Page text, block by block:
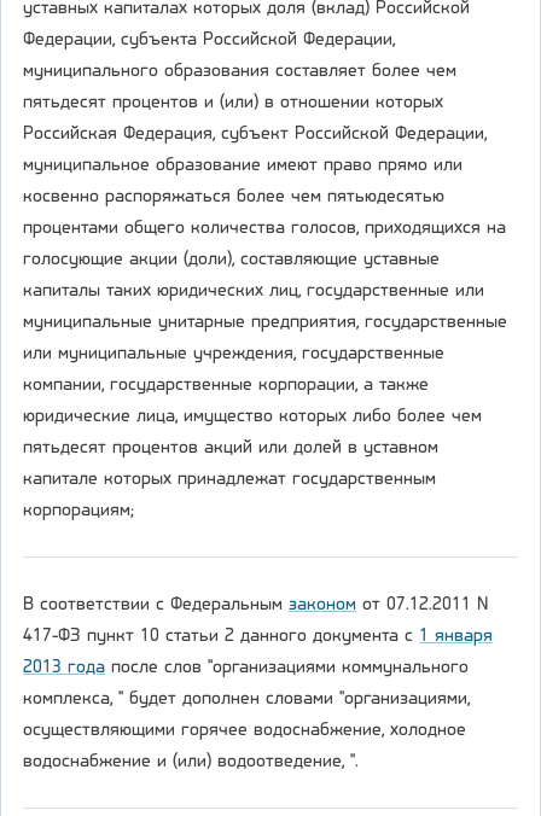
уставных капиталах которых доля (вклад) Российской
Федерации, субъекта Российской Федерации,
муниципального образования составляет более чем
пятьдесят процентов и (или) в отношении которых
Российская Федерация, субъект Российской Федерации,
муниципальное образование имеют право прямо или
косвенно распоряжаться более чем пятьюдесятью
процентами общего количества голосов, приходящихся на
голосующие акции (доли), составляющие уставные
капиталы таких юридических лиц, государственные или
муниципальные унитарные предприятия, государственные
или муниципальные учреждения, государственные
компании, государственные корпорации, а также
юридические лица, имущество которых либо более чем
пятьдесят процентов акций или долей в уставном
капитале которых принадлежат государственным
корпорациям;
В соответствии с Федеральным законом от 07.12.2011 N
417-ФЗ пункт 10 статьи 2 данного документа с 1 января
2013 года после слов "организациями коммунального
комплекса, " будет дополнен словами "организациями,
осуществляющими горячее водоснабжение, холодное
водоснабжение и (или) водоотведение, ".